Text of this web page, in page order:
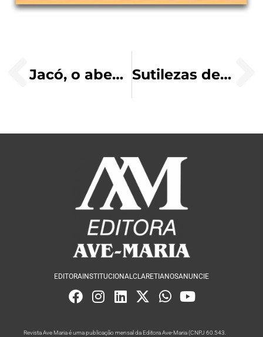
Jacó, o abençoado Sutilezas de Deus e da Virgem Maria
EDITORAINSTITUCIONAL CLARETIANOSANUNCIE
Revista Ave Maria é uma publicação mensal da Editora Ave-Maria (CNPJ 60.543.